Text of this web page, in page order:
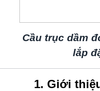
Cầu trục dầm
lắp
1. Giới